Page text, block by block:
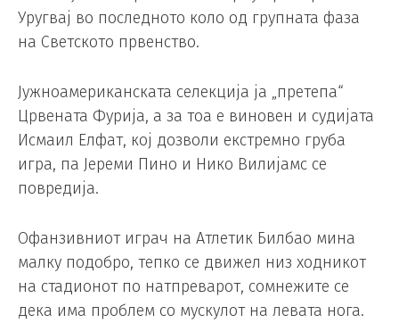
Уругвај во последното коло од групната фаза
на Светското првенство.
Јужноамериканската селекција ја „претепа“
Црвената Фурија, а за тоа е виновен и судијата
Исмаил Елфат, кој дозволи екстремно груба
игра, па Јереми Пино и Нико Вилијамс се
повредија.
Офанзивниот играч на Атлетик Билбао мина
малку подобро, тепко се движел низ ходникот
на стадионот по натпреварот, сомнежите се
дека има проблем со мускулот на левата нога.